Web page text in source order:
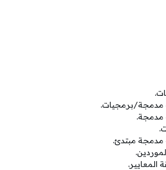
برمجيات.
مدمجة.
مبتدئ.
المعايير.